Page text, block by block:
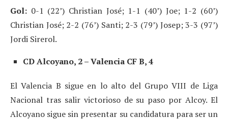
Gol: 0-1 (22’) Christian José; 1-1 (40’) Joe; 1-2 (60’)
Christian José; 2-2 (76’) Santi; 2-3 (79’) Josep; 3-3 (97’)
Jordi Sirerol.
CD Alcoyano, 2 – Valencia CF B, 4
El Valencia B sigue en lo alto del Grupo VIII de Liga
Nacional tras salir victorioso de su paso por Alcoy. El
Alcoyano sigue sin presentar su candidatura para ser un